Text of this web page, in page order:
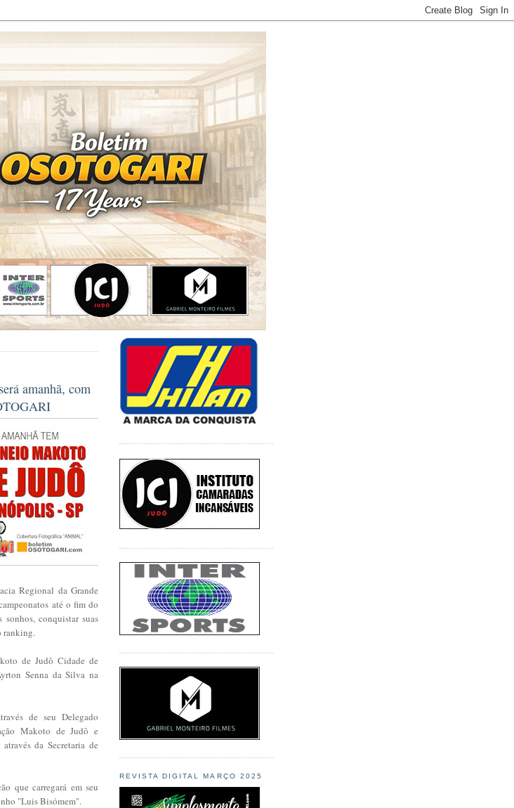
amanhã, com
Regional da Grande
até o fim do
conquistar suas
ranking.
de Judô Cidade de
Senna da Silva na
de seu Delegado
Makoto de Judô e
da Secretaria de
que carregará em seu
"Luis Bisómem".
REVISTA DIGITAL MARÇO 2025